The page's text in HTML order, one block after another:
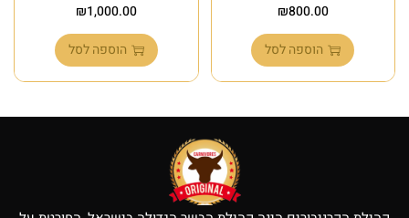
₪800.00
הוספה לסל
₪1,000.00
הוספה לסל